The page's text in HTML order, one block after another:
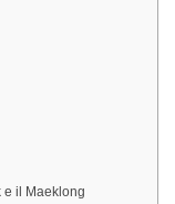
e il Maeklong